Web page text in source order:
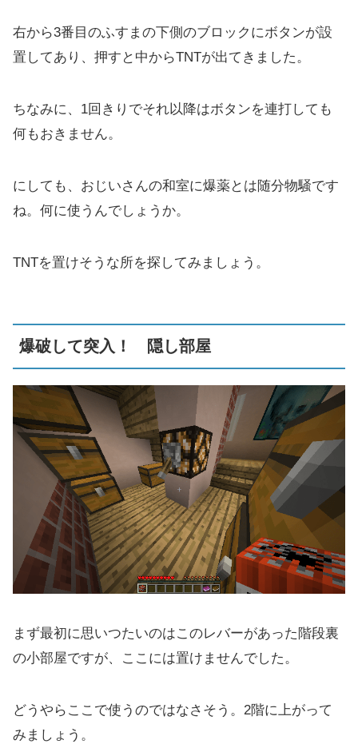
右から3番目のふすまの下側のブロックにボタンが設
置してあり、押すと中からTNTが出てきました。
ちなみに、1回きりでそれ以降はボタンを連打しても
何もおきません。
にしても、おじいさんの和室に爆薬とは随分物騒です
ね。何に使うんでしょうか。
TNTを置けそうな所を探してみましょう。
爆破して突入！ 隠し部屋
まず最初に思いつたいのはこのレバーがあった階段裏
の小部屋ですが、ここには置けませんでした。
どうやらここで使うのではなさそう。2階に上がって
みましょう。